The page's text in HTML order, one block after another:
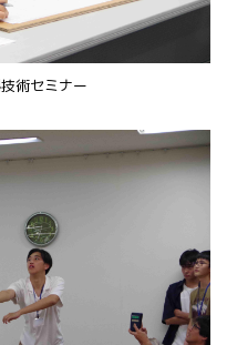
術セミナー